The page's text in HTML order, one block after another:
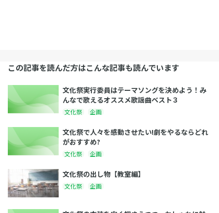
この記事を読んだ方はこんな記事も読んでいます
文化祭実行委員はテーマソングを決めよう！み
んなで歌えるオススメ歌謡曲ベスト３
文化祭 企画
文化祭で人々を感動させたい!劇をやるならどれ
がおすすめ?
文化祭 企画
文化祭の出し物【教室編】
文化祭 企画